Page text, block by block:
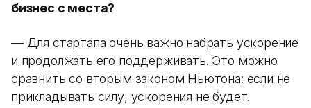
бизнес с места?
— Для стартапа очень важно набрать ускорение
и продолжать его поддерживать. Это можно
сравнить со вторым законом Ньютона: если не
прикладывать силу, ускорения не будет.